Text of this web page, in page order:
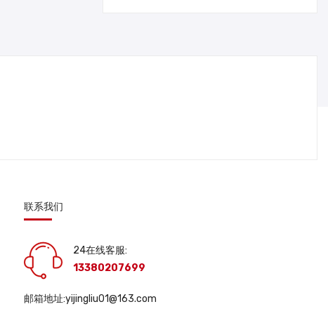
联系我们
24在线客服:
13380207699
邮箱地址:yijingliu01@163.com